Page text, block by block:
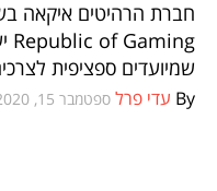
שמיועדים ספציפית
By עדי פרל ספטמבר 15, 2020